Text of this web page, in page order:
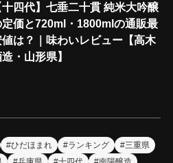
十四代】七垂二十貫 純米大吟醸
定価と720ml・1800mlの通販最
は？｜味わいレビュー【高木
・山形県】
#ひだほまれ #ランキング
#三重県